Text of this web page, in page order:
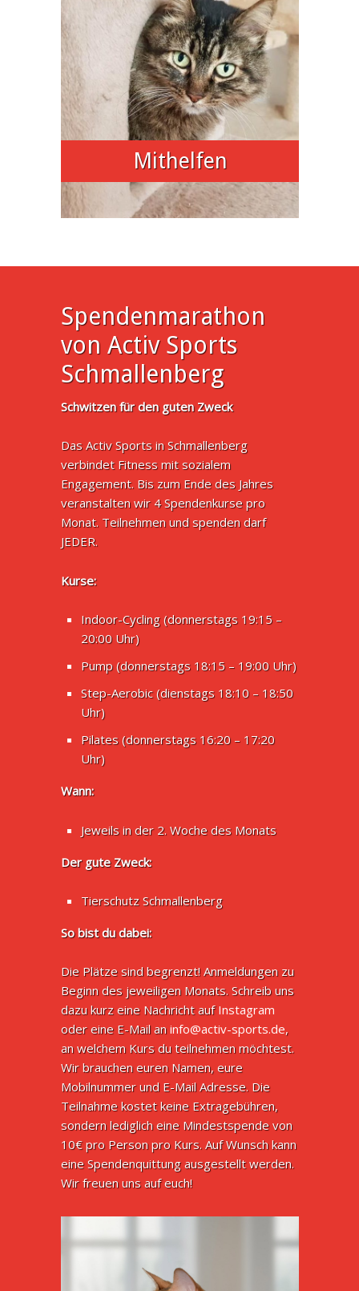
Mithelfen
Spendenmarathon
von Activ Sports
Schmallenberg
Schwitzen für den guten Zweck
Das Activ Sports in Schmallenberg
verbindet Fitness mit sozialem
Engagement. Bis zum Ende des Jahres
veranstalten wir 4 Spendenkurse pro
Monat. Teilnehmen und spenden darf
JEDER.
Kurse:
Indoor-Cycling (donnerstags 19:15 –
20:00 Uhr)
Pump (donnerstags 18:15 – 19:00 Uhr)
Step-Aerobic (dienstags 18:10 – 18:50
Uhr)
Pilates (donnerstags 16:20 – 17:20
Uhr)
Wann:
Jeweils in der 2. Woche des Monats
Der gute Zweck:
Tierschutz Schmallenberg
So bist du dabei:
Die Plätze sind begrenzt! Anmeldungen zu
Beginn des jeweiligen Monats. Schreib uns
dazu kurz eine Nachricht aufInstagram
oder eine E-Mail aninfo@activ-sports.de,
an welchem Kurs du teilnehmen möchtest.
Wir brauchen euren Namen, eure
Mobilnummer und E-Mail Adresse. Die
Teilnahme kostet keine Extragebühren,
sondern lediglich eine Mindestspende von
10€ pro Person pro Kurs. Auf Wunsch kann
eine Spendenquittung ausgestellt werden.
Wir freuen uns auf euch!